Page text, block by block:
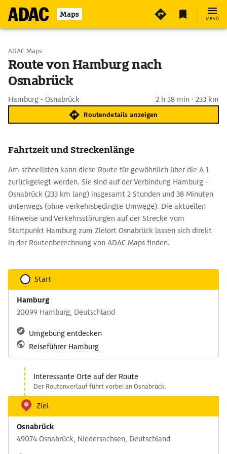
Maps MENÜ
Start wählen
Ziel eingeben
ADAC Maps
Route von Hamburg nach
Osnabrück
Hamburg - Osnabrück 2 h 38 min · 233 km
Routendetails anzeigen
Fahrtzeit und Streckenlänge
Am schnellsten kann diese Route für gewöhnlich über die A 1
zurückgelegt werden. Sie sind auf der Verbindung Hamburg -
Osnabrück (233 km lang) insgesamt 2 Stunden und 38 Minuten
unterwegs (ohne verkehrsbedingte Umwege). Die aktuellen
Hinweise und Verkehrsstörungen auf der Strecke vom
Startpunkt Hamburg zum Zielort Osnabrück lassen sich direkt
in der Routenberechnung von ADAC Maps finden.
Start
Hamburg
20099 Hamburg, Deutschland
Umgebung entdecken
Reiseführer Hamburg
Interessante Orte auf der Route
Der Routenverlauf führt vorbei an Osnabrück.
Ziel
Osnabrück
49074 Osnabrück, Niedersachsen, Deutschland